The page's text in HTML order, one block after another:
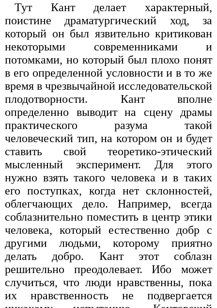
Тут Кант делает характерный,
поистине драматургический ход, за
который он был язвительно критикован
некоторыми современниками и
потомками, но который был плохо понят
в его определенной условности и в то же
время в чрезвычайной исследовательской
плодотворности. Кант вполне
определенно выводит на сцену драмы
практического разума такой
человеческий тип, на котором он и будет
ставить свой теоретико-этический
мысленный эксперимент. Для этого
нужно взять такого человека и в таких
его поступках, когда нет склонностей,
облегчающих дело. Например, всегда
соблазнительно поместить в центр этики
человека, который естественно добр с
другими людьми, которому приятно
делать добро. Кант этот соблазн
решительно преодолевает. Ибо может
случиться, что люди нравственны, пока
их нравственность не подвергается